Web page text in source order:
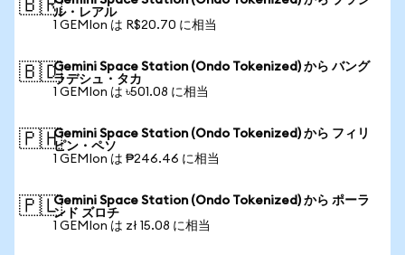
🇧🇷ル・レアル
1 GEMIon は R$20.70 に相当
🇧🇩Gemini Space Station (Ondo Tokenized) から バング
ラデシュ・タカ
1 GEMIon は ৳501.08 に相当
🇵🇭Gemini Space Station (Ondo Tokenized) から フィリ
ピン・ペソ
1 GEMIon は ₱246.46 に相当
🇵🇱Gemini Space Station (Ondo Tokenized) から ポーラ
ンド ズロチ
1 GEMIon は zł 15.08 に相当